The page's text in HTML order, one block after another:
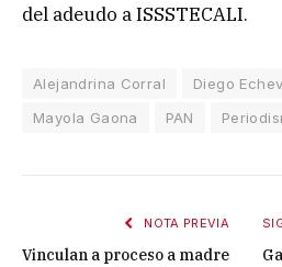
del adeudo a ISSSTECALI.
Alejandrina Corral Diego
Mayola Gaona
PAN
NOTA PREVIA
Vinculan a proceso a madre